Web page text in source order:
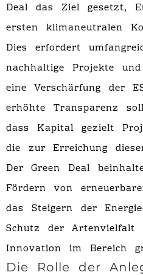
Deal das Ziel gesetzt,
ersten klimaneutralen
Dies erfordert
nachhaltige Projekte
eine Verschärfung der
erhöhte Transparenz
dass Kapital gezielt
die zur Erreichung
Der Green Deal
Fördern von
das Steigern der
Schutz der Artenvielfalt
Innovation im Bereich
Die Rolle der